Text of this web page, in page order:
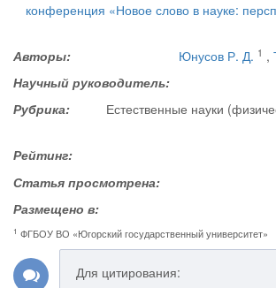
конференция «Новое слово в науке:
Авторы:
Юнусов Р. Д. 1 ,
Научный руководитель:
Рубрика:
Естественные науки
Рейтинг:
Статья просмотрена:
Размещено в:
1 ФГБОУ ВО «Югорский государственный университет»
Для цитирования: